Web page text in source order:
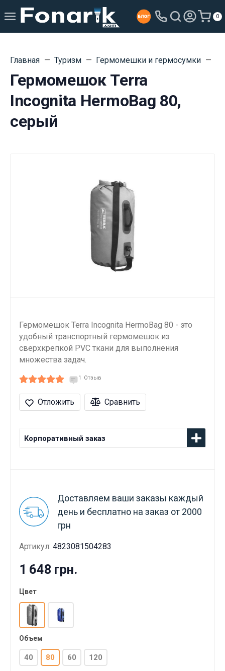
0
Главная Туризм Гермомешки и гермосумки
Гермомешок Terra
Incognita HermoBag 80,
серый
Гермомешок Terra Incognita HermoBag 80 - это
удобный транспортный гермомешок из
сверхкрепкой PVC ткани для выполнения
множества задач.
1 Отзыв
Отложить Сравнить
Корпоративный заказ
Доставляем ваши заказы каждый
день и бесплатно на заказ от 2000
грн
Артикул: 4823081504283
1 648 грн.
Цвет
Объем
40 80 60 120